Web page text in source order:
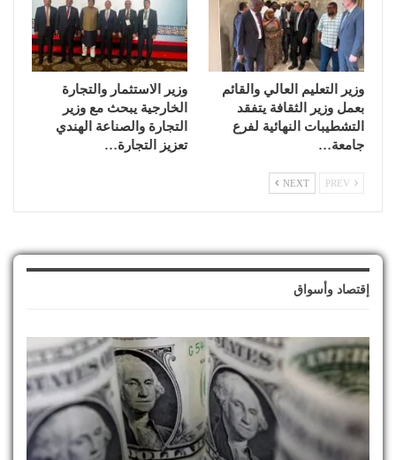
وزير التعليم العالي والقائم
بعمل وزير الثقافة يتفقد
التشطيبات النهائية لفرع
جامعة…
وزير الاستثمار والتجارة
الخارجية يبحث مع وزير
التجارة والصناعة الهندي
تعزيز التجارة…
NEXT
إقتصاد وأسواق